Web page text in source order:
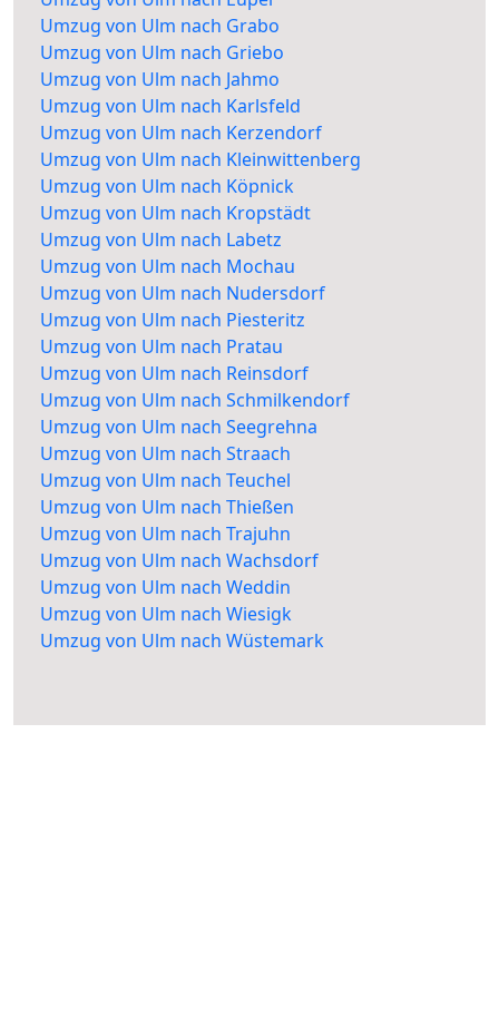
Umzug von Ulm nach Grabo
Umzug von Ulm nach Griebo
Umzug von Ulm nach Jahmo
Umzug von Ulm nach Karlsfeld
Umzug von Ulm nach Kerzendorf
Umzug von Ulm nach Kleinwittenberg
Umzug von Ulm nach Köpnick
Umzug von Ulm nach Kropstädt
Umzug von Ulm nach Labetz
Umzug von Ulm nach Mochau
Umzug von Ulm nach Nudersdorf
Umzug von Ulm nach Piesteritz
Umzug von Ulm nach Pratau
Umzug von Ulm nach Reinsdorf
Umzug von Ulm nach Schmilkendorf
Umzug von Ulm nach Seegrehna
Umzug von Ulm nach Straach
Umzug von Ulm nach Teuchel
Umzug von Ulm nach Thießen
Umzug von Ulm nach Trajuhn
Umzug von Ulm nach Wachsdorf
Umzug von Ulm nach Weddin
Umzug von Ulm nach Wiesigk
Umzug von Ulm nach Wüstemark